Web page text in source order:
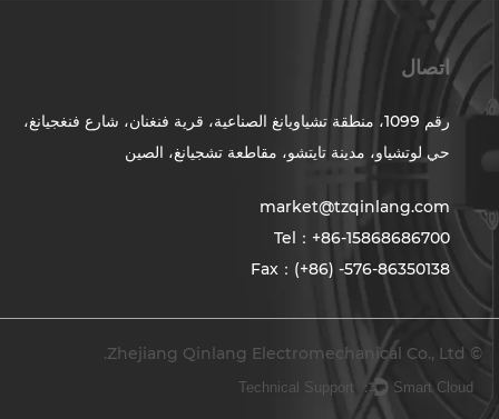
اتصال
رقم 1099، منطقة تشياويانغ الصناعية، قرية فنغنان، شارع فنغجيانغ،
حي لوتشياو، مدينة تايتشو، مقاطعة تشجيانغ، الصين
market@tzqinlang.com
Tel：+86-15868686700
Fax：(+86) -576-86350138
© Zhejiang Qinlang Electromechanical Co., Ltd.
Technical Support ： Smart Cloud